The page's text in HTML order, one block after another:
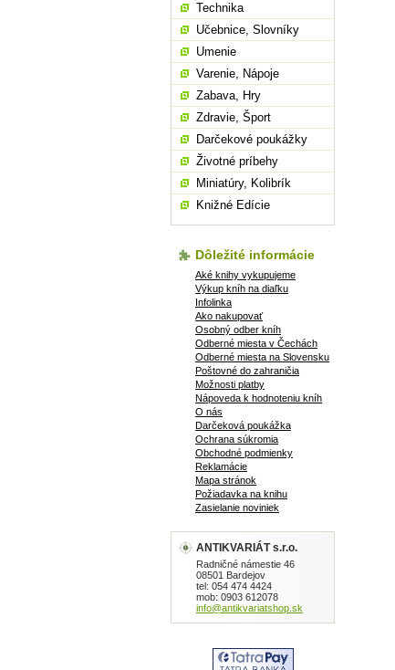
Technika
Učebnice, Slovníky
Umenie
Varenie, Nápoje
Zabava, Hry
Zdravie, Šport
Darčekové poukážky
Životné príbehy
Miniatúry, Kolibrík
Knižné Edície
Dôležité informácie
Aké knihy vykupujeme
Výkup kníh na diaľku
Infolinka
Ako nakupovať
Osobný odber kníh
Odberné miesta v Čechách
Odberné miesta na Slovensku
Poštovné do zahraničia
Možnosti platby
Nápoveda k hodnoteniu kníh
O nás
Darčeková poukážka
Ochrana súkromia
Obchodné podmienky
Reklamácie
Mapa stránok
Požiadavka na knihu
Zasielanie noviniek
ANTIKVARIÁT s.r.o.
Radničné námestie 46
08501 Bardejov
tel: 054 474 4424
mob: 0903 612078
info@antikvariatshop.sk